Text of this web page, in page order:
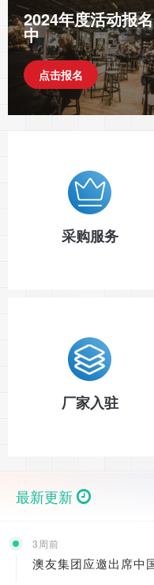
2024年度活动报名
中
点击报名
采购服务
厂家入驻
最新更新
3周前
澳友集团应邀出席中